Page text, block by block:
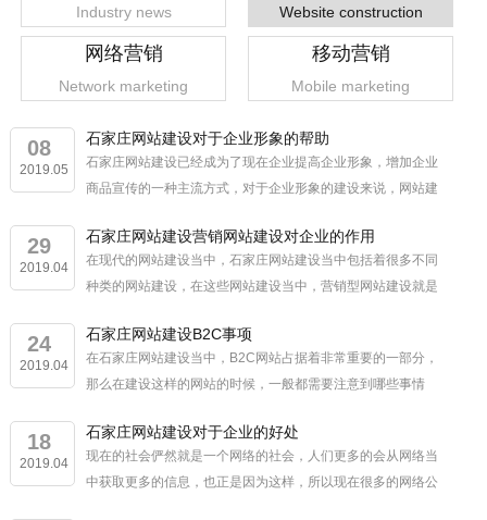
1 2 3 4
Industry news Website construction
网络营销
Network marketing
移动营销
Mobile marketing
08
2019.05
石家庄网站建设对于企业形象的帮助
石家庄网站建设已经成为了现在企业提高企业形象，增加企业
商品宣传的一种主流方式，对于企业形象的建设来说，网站建
当中，企业通过网站...
29
2019.04
石家庄网站建设营销网站建设对企业的作用
在现代的网站建设当中，石家庄网站建设当中包括着很多不同
种类的网站建设，在这些网站建设当中，营销型网站建设就是
主要是将营销的概念为...
24
2019.04
石家庄网站建设B2C事项
在石家庄网站建设当中，B2C网站占据着非常重要的一部分，
那么在建设这样的网站的时候，一般都需要注意到哪些事情
站...
18
2019.04
石家庄网站建设对于企业的好处
现在的社会俨然就是一个网络的社会，人们更多的会从网络当
中获取更多的信息，也正是因为这样，所以现在很多的网络公